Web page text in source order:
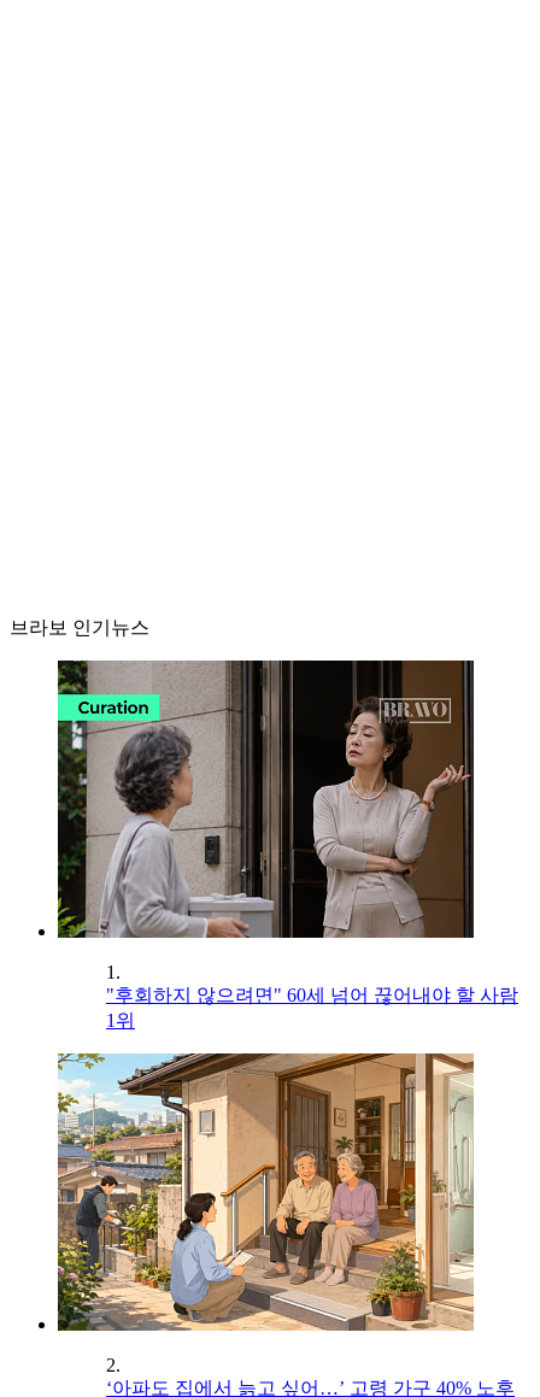
브라보 인기뉴스
1.
"후회하지 않으려면" 60세 넘어 끊어내야 할 사람
1위
2.
‘아파도 집에서 늙고 싶어…’ 고령 가구 40% 노후